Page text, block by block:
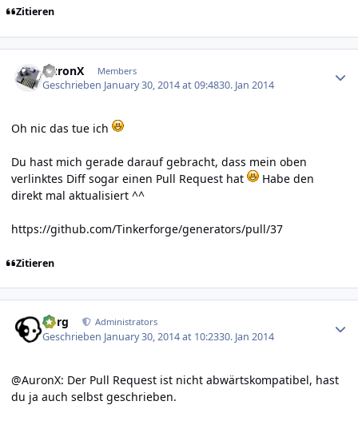
Zitieren
AuronX Members
Geschrieben January 30, 2014 at 09:4830. Jan 2014
Oh nic das tue ich
Du hast mich gerade darauf gebracht, dass mein oben
verlinktes Diff sogar einen Pull Request hat
Habe den
direkt mal aktualisiert ^^
https://github.com/Tinkerforge/generators/pull/37
Zitieren
borg Administrators
Geschrieben January 30, 2014 at 10:2330. Jan 2014
@AuronX: Der Pull Request ist nicht abwärtskompatibel, hast
du ja auch selbst geschrieben.